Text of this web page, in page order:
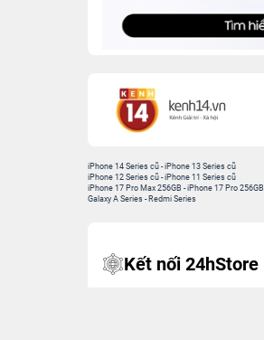
iPhone 14 Series cũ -iPhone 13 Series cũ
iPhone 12 Series cũ -iPhone 11 Series cũ
iPhone 17 Pro Max 256GB -iPhone 17 Pro 256GB
Galaxy A Series - Redmi Series
Kết nối 24hStore